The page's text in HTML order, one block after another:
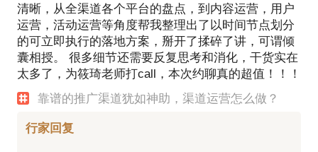
清晰，从全渠道各个平台的盘点，到内容运营，用户
运营，活动运营等角度帮我整理出了以时间节点划分
的可立即执行的落地方案，掰开了揉碎了讲，可谓倾
囊相授。 很多细节还需要反复思考和消化，干货实在
太多了，为筱琦老师打call，本次约聊真的超值！！！
靠谱的推广渠道犹如神助，渠道运营怎么做？
行家回复